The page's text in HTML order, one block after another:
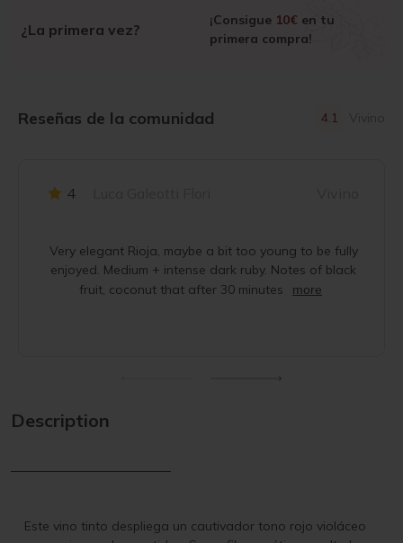
¿La primera vez?
¡Consigue 10€ en tu
primera compra!
Reseñas de la comunidad 4.1 Vivino
4
Very elegant Rioja, maybe a bit too young to be fully
enjoyed. Medium + intense dark ruby. Notes of black
fruit, coconut that after 30 minutes
more
Description
Este vino tinto despliega un cautivador tono rojo violáceo